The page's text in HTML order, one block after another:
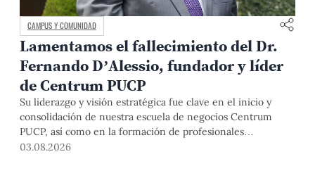
CAMPUS Y COMUNIDAD
Lamentamos el fallecimiento del Dr.
Fernando D’Alessio, fundador y líder
de Centrum PUCP
Su liderazgo y visión estratégica fue clave en el inicio y
consolidación de nuestra escuela de negocios Centrum
PUCP, así como en la formación de profesionales
empresariales comprometidos con el país. Por todo ello,
03.08.2026